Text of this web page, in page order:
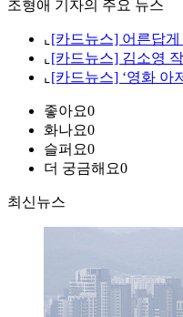
조형애 기자의 주요 뉴스
⌞ [카드뉴스] 어른답게
⌞ [카드뉴스] 김소영
⌞ [카드뉴스] ‘영화 아
좋아요0
화나요0
슬퍼요0
더 궁금해요0
최신뉴스